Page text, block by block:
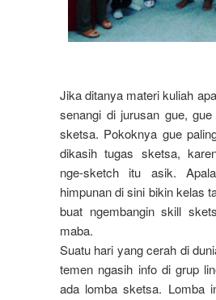
Jika ditanya materi kuliah
senangi di jurusan gue,
sketsa. Pokoknya gue
dikasih tugas sketsa,
nge-sketch itu asik.
himpunan di sini bikin kelas
buat ngembangin skill
maba.
Suatu hari yang cerah di
temen ngasih info di grup
ada lomba sketsa. Lomba